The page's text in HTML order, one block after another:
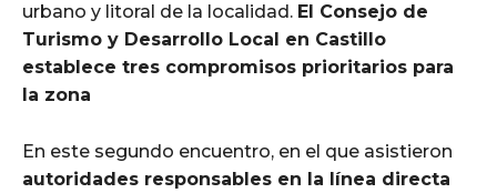
urbano y litoral de la localidad. El Consejo de
Turismo y Desarrollo Local en Castillo
establece tres compromisos prioritarios para
la zona
En este segundo encuentro, en el que asistieron
autoridades responsables en la línea directa